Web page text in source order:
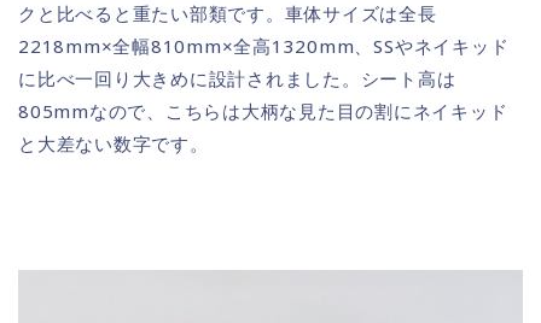
クと比べると重たい部類です。車体サイズは全長
2218mm×全幅810mm×全高1320mm、SSやネイキッド
に比べ一回り大きめに設計されました。シート高は
805mmなので、こちらは大柄な見た目の割にネイキッド
と大差ない数字です。